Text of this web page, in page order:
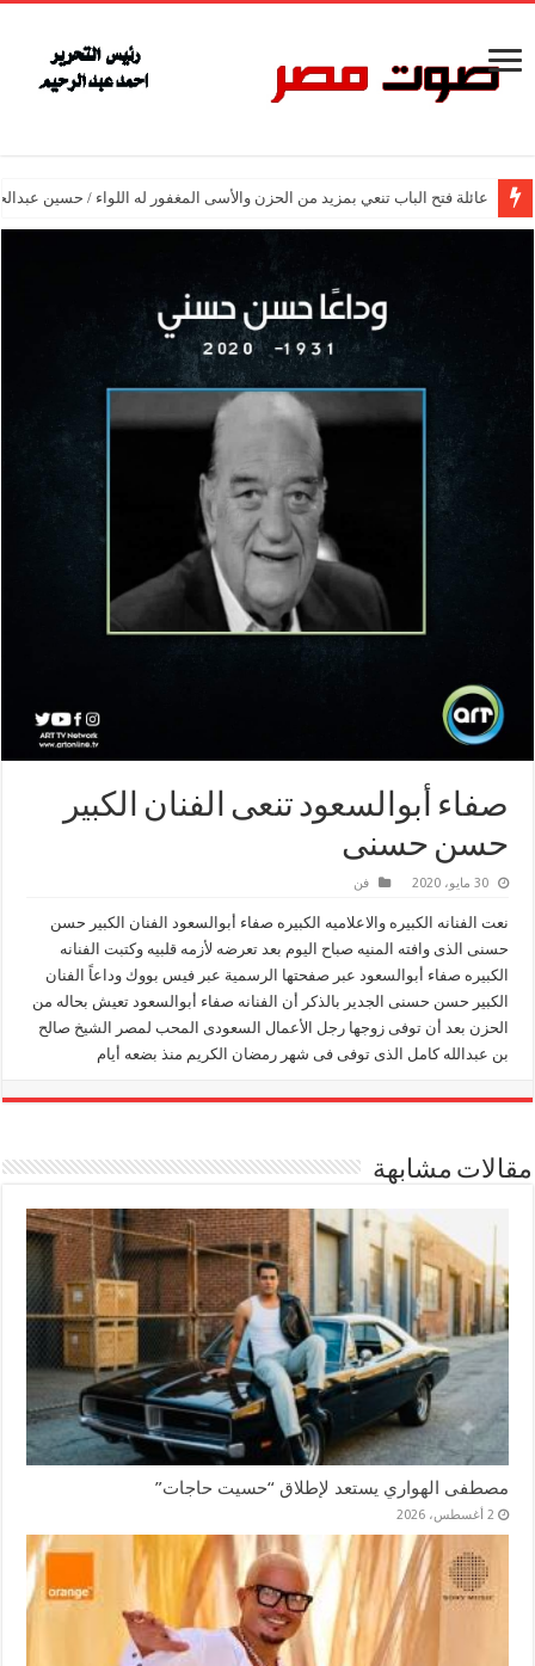
عائلة فتح الباب تنعي بمزيد من الحزن والأسى المغفور له اللواء / حسين
صفاء أبوالسعود تنعى الفنان الكبير
حسن حسنى
30 مايو، 2020 فن
نعت الفنانه الكبيره والاعلاميه الكبيره صفاء أبوالسعود الفنان الكبير حسن
حسنى الذى وافته المنيه صباح اليوم بعد تعرضه لأزمه قلبيه وكتبت الفنانه
الكبيره صفاء أبوالسعود عبر صفحتها الرسمية عبر فيس بووك وداعاً الفنان
الكبير حسن حسنى الجدير بالذكر أن الفنانه صفاء أبوالسعود تعيش بحاله من
الحزن بعد أن توفى زوجها رجل الأعمال السعودى المحب لمصر الشيخ صالح
بن عبدالله كامل الذى توفى فى شهر رمضان الكريم منذ بضعه أيام
مقالات مشابهة
مصطفى الهواري يستعد لإطلاق “حسيت حاجات”
2 أغسطس، 2026